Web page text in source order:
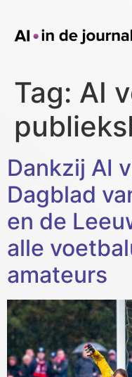
Tag: AI
Dankzij AI
Dagblad
en de
alle
amateurs